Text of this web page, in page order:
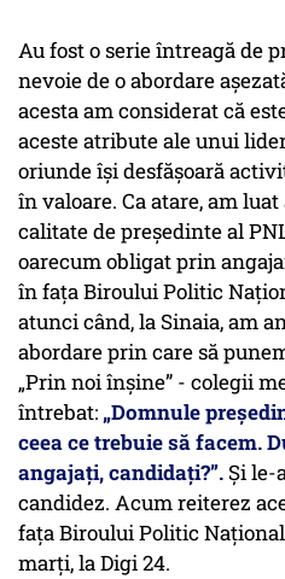
Au fost o serie întreagă de
nevoie de o abordare
acesta am considerat că
aceste atribute ale unui
oriunde îşi desfăşoară
în valoare. Ca atare, am
calitate de preşedinte al
oarecum obligat prin
în faţa Biroului Politic
atunci când, la Sinaia, am
abordare prin care să
„Prin noi înşine” - colegii
întrebat: „Domnule
ceea ce trebuie să facem.
angajaţi, candidaţi?”. Şi le-
candidez. Acum reiterez
faţa Biroului Politic
marţi, la Digi 24.